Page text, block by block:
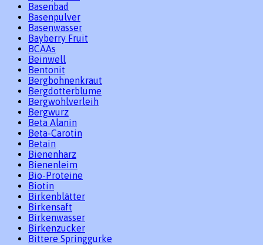
Basenbad
Basenpulver
Basenwasser
Bayberry Fruit
BCAAs
Beinwell
Bentonit
Bergbohnenkraut
Bergdotterblume
Bergwohlverleih
Bergwurz
Beta Alanin
Beta-Carotin
Betain
Bienenharz
Bienenleim
Bio-Proteine
Biotin
Birkenblätter
Birkensaft
Birkenwasser
Birkenzucker
Bittere Springgurke